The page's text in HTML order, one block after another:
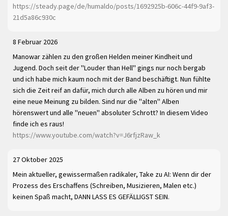
https://steady.page/de/humaldo/posts/1692925b-606c-44f9-9af3-
21d5a86c930c
8 Februar 2026
Manowar zählen zu den großen Helden meiner Kindheit und
Jugend. Doch seit der "Louder than Hell" gings nur noch bergab
und ich habe mich kaum noch mit der Band beschäftigt. Nun fühlte
sich die Zeit reif an dafür, mich durch alle Alben zu hören und mir
eine neue Meinung zu bilden. Sind nur die "alten" Alben
hörenswert und alle "neuen" absoluter Schrott? In diesem Video
finde ich es raus!
https://www.youtube.com/watch?v=J6rfjzRaw_k
27 Oktober 2025
Mein aktueller, gewissermaßen radikaler, Take zu AI: Wenn dir der
Prozess des Erschaffens (Schreiben, Musizieren, Malen etc.)
keinen Spaß macht, DANN LASS ES GEFÄLLIGST SEIN.